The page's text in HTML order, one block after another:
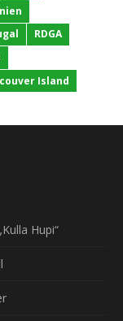
RDGA
Island
Hupi“